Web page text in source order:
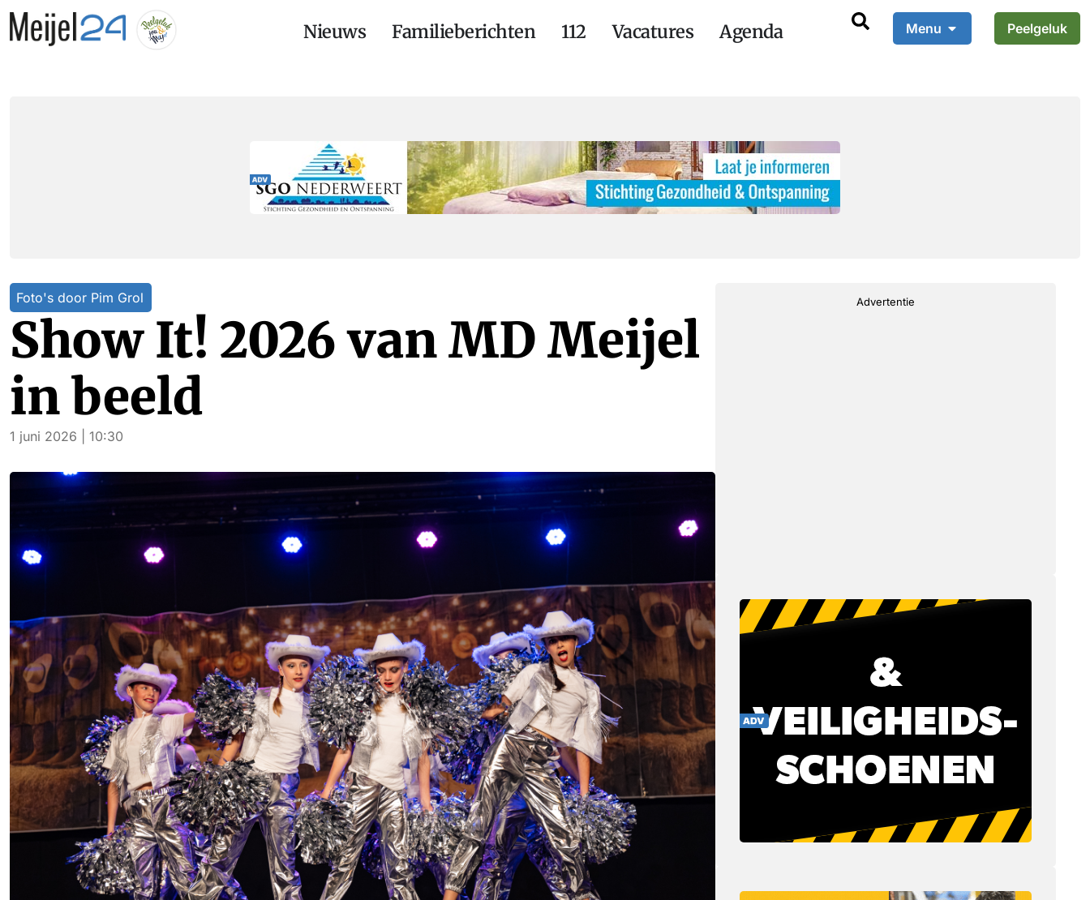
Nieuws Familieberichten 112 Vacatures Agenda Menu Peelgeluk
Foto's door Pim Grol
Show It! 2026 van MD Meijel
in beeld
1 juni 2026 | 10:30
Advertentie